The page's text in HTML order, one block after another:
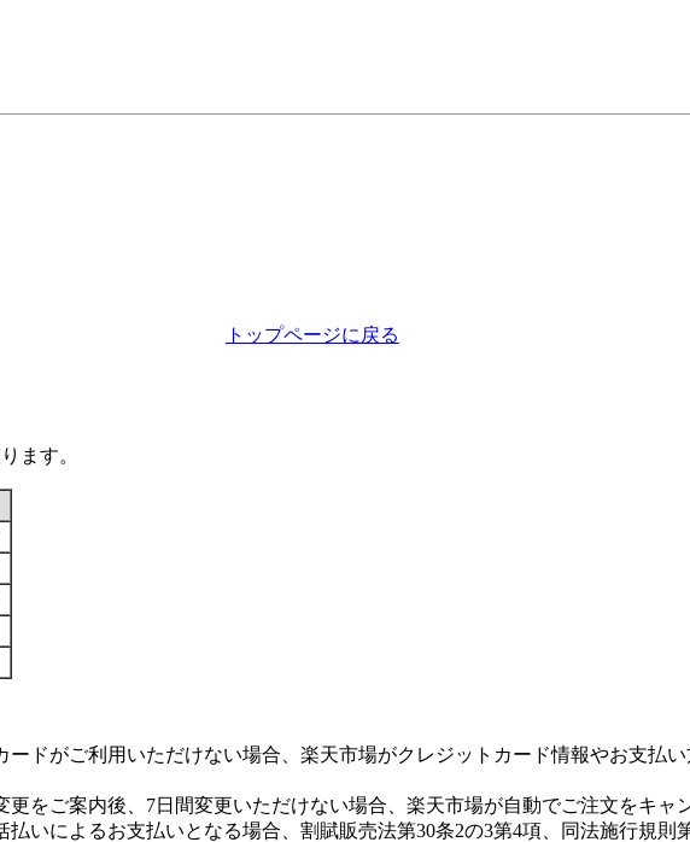
トップページに戻る
ます。
ドがご利用いただけない場合、楽天市場がクレジットカード情報やお支払
をご案内後、7日間変更いただけない場合、楽天市場が自動でご注文をキャ
いによるお支払いとなる場合、割賦販売法第30条2の3第4項、同法施行規則